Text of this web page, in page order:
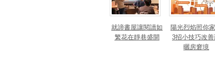
就諦書屋讓閱讀如
繁花在靜巷盛開
陽光烈焰照你
3招小技巧改
曬房窘境